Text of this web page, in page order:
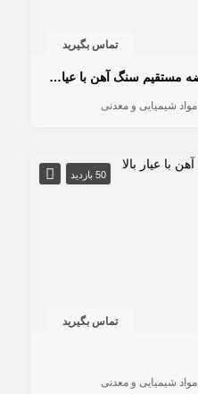
تماس بگیرید
فروش سنگ آهن هماتیت | عرضه مستقیم سنگ آهن با عیار بالا
مواد شیمیایی و معدنی
50 بازدید
تماس بگیرید
مواد شیمیایی و معدنی